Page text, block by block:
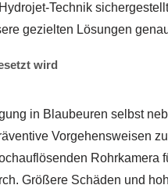
Technik
gezielten Lösungen
wird
in Blaubeuren selbst
Vorgehensweisen
Rohrkamera
Größere Schäden und